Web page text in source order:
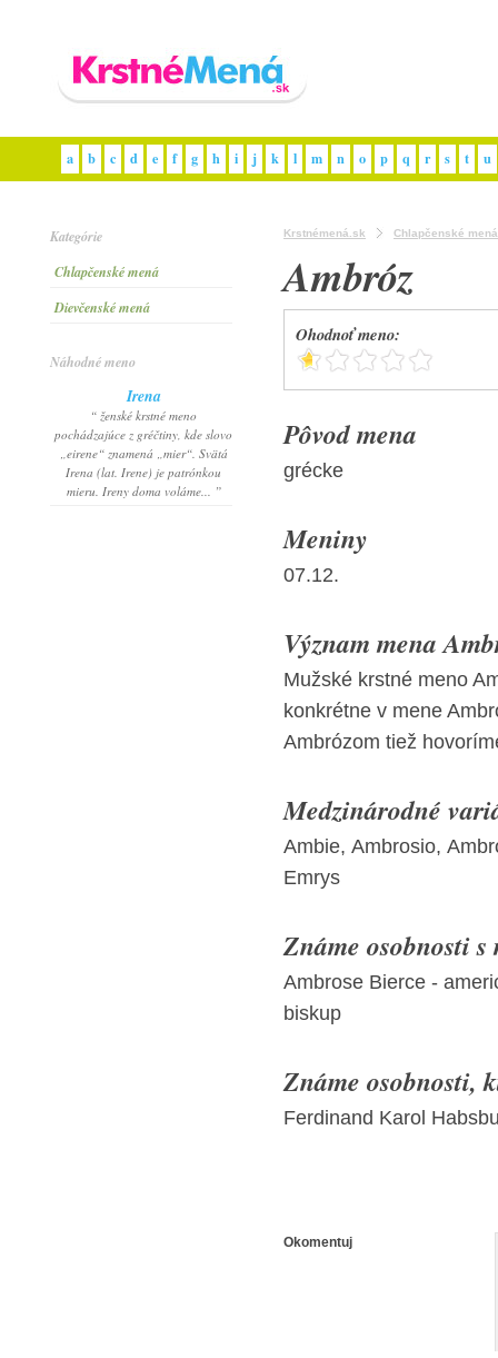
a b c d e f g h i j k l m n o p q r s t u
Kategórie
Chlapčenské mená
Dievčenské mená
Náhodné meno
Irena
“ ženské krstné meno
pochádzajúce z gréčtiny, kde slovo
„eirene“ znamená „mier“. Svätá
Irena (lat. Irene) je patrónkou
mieru. Ireny doma voláme... ”
Krstnémená.sk Chlapčenské mená
Ambróz
Ohodnoť meno:
Pôvod mena
grécke
Meniny
07.12.
Význam mena
Mužské krstné meno
konkrétne v mene
Ambrózom tiež
Medzinárodné
Ambie, Ambrosio,
Emrys
Známe osobnosti
Ambrose Bierce -
biskup
Známe osobnosti,
Ferdinand Karol
Okomentuj